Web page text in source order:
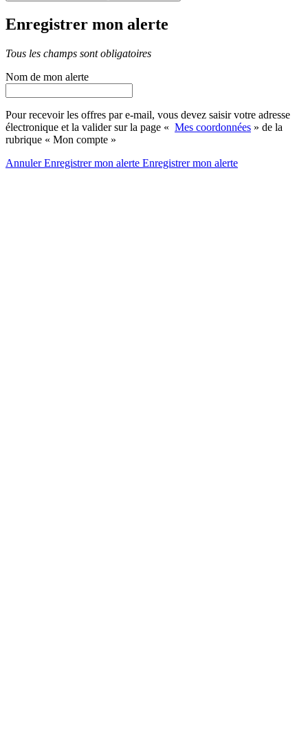
Enregistrer mon alerte
Tous les champs sont obligatoires
Nom de mon alerte
Pour recevoir les offres par e-mail, vous devez saisir votre adresse
électronique et la valider sur la page « Mes coordonnées » de la
rubrique « Mon compte »
AnnulerEnregistrer mon alerte Enregistrermon alerte